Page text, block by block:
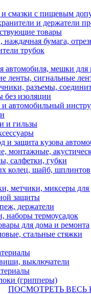
смазки с пищевым
и держатели
товары
бумага,
трубок
автомобиля, мешки для
ленты, сигнальные
разъемы,
без изоляции
и автомобильный
и гильзы
и защита кузова
монтажные,
салфетки, губки
колец, шайб, шплинтов
метчики, миксеры для
защиты
держатели
наборы термоусадок
для дома и ремонта
стальные стяжки
выключатели
(грипперы)
ПОСМОТРЕТЬ ВЕСЬ